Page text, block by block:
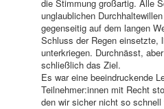
die Stimmung großartig. Alle
unglaublichen
gegenseitig auf dem langen
Schluss der Regen einsetzte,
unterkriegen. Durchnässt,
schließlich das Ziel.
Es war eine beeindruckende
Teilnehmer:innen mit Recht
den wir sicher nicht so schnell